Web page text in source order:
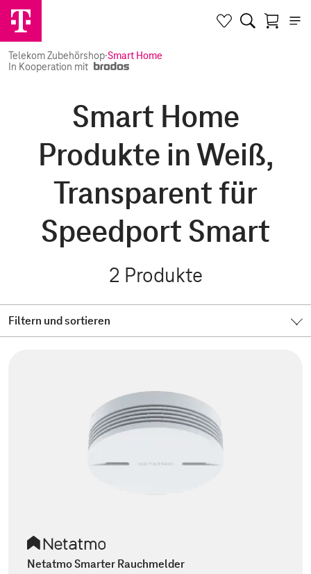
Telekom Zubehörshop·Smart Home
In Kooperation mit
Smart Home
Produkte in Weiß,
Transparent für
Speedport Smart
2 Produkte
Filtern und sortieren
Netatmo Smarter Rauchmelder